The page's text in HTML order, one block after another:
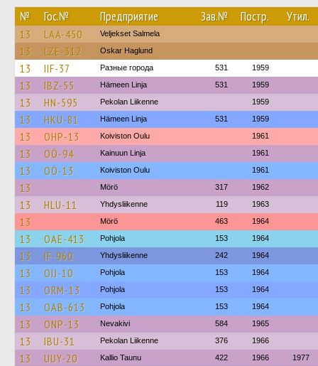
№ Гос.№ Предприятие Зав.№ Постр. Утил.
13 LAA-450 Veljekset Salmela
13 LZE-312 Oskar Haglund
13 IIF-37 Разные города 531 1959
13 IBZ-55 Hämeen Linja 531 1959
13 HN-595 Pekolan Liikenne 1959
13 HKU-81 Hämeen Linja 531 1959
13 OHP-13 Koiviston Oulu 1961
13 OÖ-94 Kainuun Linja 1961
13 OÖ-13 Koiviston Oulu 1961
13 Mörö 317 1962
13 HLU-11 Yhdysliikenne 119 1963
13 Mörö 463 1964
13 OAE-413 Pohjola 153 1964
13 IF-960 Yhdysliikenne 242 1964
13 OIJ-10 Pohjola 153 1964
13 ORM-13 Pohjola 153 1964
13 OAB-613 Pohjola 153 1964
13 ONP-13 Nevakivi 584 1965
13 IBU-31 Pekolan Liikenne 376 1966
13 UUY-20 Kallio Taunu 422 1966 1977